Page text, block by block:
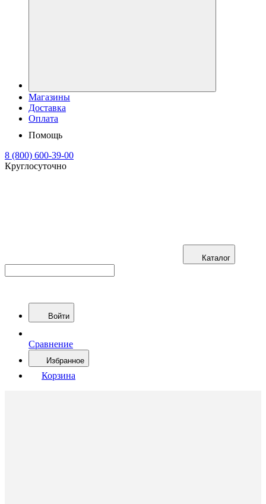
Магазины
Доставка
Оплата
Помощь
8 (800) 600-39-00
Круглосуточно
Каталог
Войти
Сравнение
Избранное
Корзина